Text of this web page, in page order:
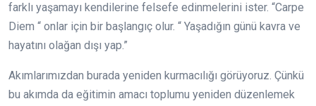
farklı yaşamayı kendilerine felsefe edinmelerini ister. “Carpe
Diem “ onlar için bir başlangıç olur. “ Yaşadığın günü kavra ve
hayatını olağan dışı yap.”
Akımlarımızdan burada yeniden kurmacılığı görüyoruz. Çünkü
bu akımda da eğitimin amacı toplumu yeniden düzenlemek